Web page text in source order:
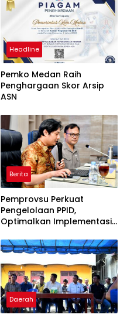
Headline
Pemko Medan Raih
Penghargaan Skor Arsip
ASN
Berita
Pemprovsu Perkuat
Pengelolaan PPID,
Optimalkan Implementasi
Tahun 2026
Daerah